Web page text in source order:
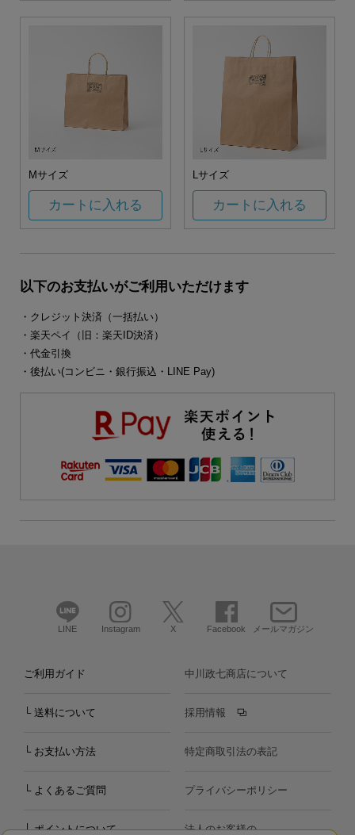
Mサイズ
カートに入れる
Lサイズ
カートに入れる
以下のお支払いがご利用いただけます
・クレジット決済（一括払い）
・楽天ペイ（旧：楽天ID決済）
・代金引換
・後払い(コンビニ・銀行振込・LINE Pay)
LINE Instagram X Facebook メールマガジン
ご利用ガイド
└ 送料について
└ お支払い方法
└ よくあるご質問
└ ポイントについて
中川政七商店について
採用情報
特定商取引法の表記
プライバシーポリシー
法人のお客様の